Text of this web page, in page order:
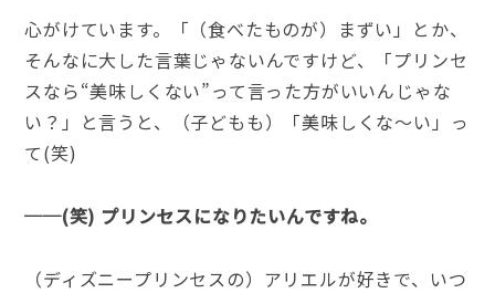
心がけています。「（食べたものが）まずい」とか、
そんなに大した言葉じゃないんですけど、「プリンセ
スなら“美味しくない”って言った方がいいんじゃな
い？」と言うと、（子どもも）「美味しくな〜い」っ
て(笑)
──(笑) プリンセスになりたいんですね。
（ディズニープリンセスの）アリエルが好きで、いつ